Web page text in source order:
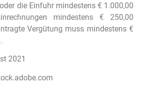
die Einfuhr mindestens € 1.000,00
mindestens € 250,00
Vergütung muss mindestens €
2021